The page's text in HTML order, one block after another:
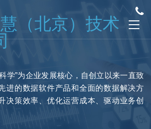
学”为企业发展核心，自创立以来一直致
进的数据软件产品和全面的数据解决方
决策效率、优化运营成本、驱动业务创